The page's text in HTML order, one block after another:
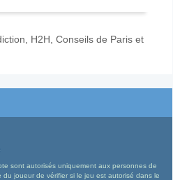
H2H, Conseils de Paris et
sont autorisés uniquement aux personnes de
joueur de vérifier si le jeu est autorisé dans le